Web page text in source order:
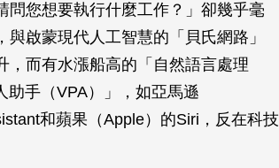
問您想要執行什麼工作？」卻幾乎毫
啟蒙現代人工智慧的「貝氏網路」
，而有水漲船高的「自然語言處理
助手（VPA）」，如亞馬遜
和蘋果（Apple）的Siri，反在科技